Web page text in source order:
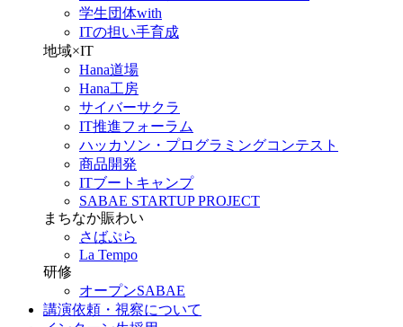
学生団体with
ITの担い手育成
地域×IT
Hana道場
Hana工房
サイバーサクラ
IT推進フォーラム
ハッカソン・プログラミングコンテスト
商品開発
ITブートキャンプ
SABAE STARTUP PROJECT
まちなか賑わい
さばぷら
La Tempo
研修
オープンSABAE
講演依頼・視察について